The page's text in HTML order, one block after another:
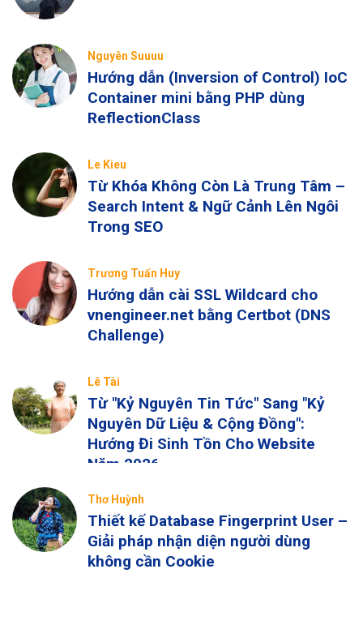
Nguyên Suuuu
Hướng dẫn (Inversion of Control) IoC
Container mini bằng PHP dùng
ReflectionClass
Le Kieu
Từ Khóa Không Còn Là Trung Tâm –
Search Intent & Ngữ Cảnh Lên Ngôi
Trong SEO
Trương Tuấn Huy
Hướng dẫn cài SSL Wildcard cho
vnengineer.net bằng Certbot (DNS
Challenge)
Lê Tài
Từ "Kỷ Nguyên Tin Tức" Sang "Kỷ
Nguyên Dữ Liệu & Cộng Đồng":
Hướng Đi Sinh Tồn Cho Website
Năm 2026
Thơ Huỳnh
Thiết kế Database Fingerprint User –
Giải pháp nhận diện người dùng
không cần Cookie